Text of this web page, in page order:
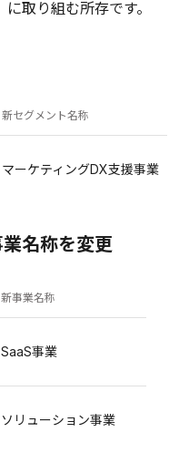
取り組む所存です。
新セグメント名称
マーケティングDX支援事業
名称を変更
新事業名称
SaaS事業
ソリューション事業